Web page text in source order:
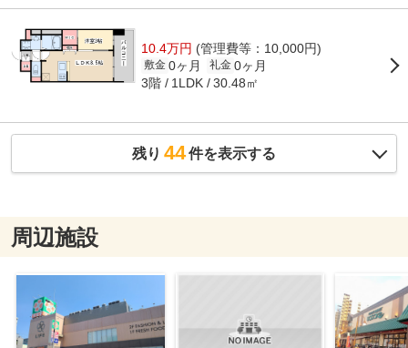
10.4万円 (管理費等：10,000円)
敷金 0ヶ月 礼金 0ヶ月
3階 1LDK 30.48㎡
残り 44件を表示する
周辺施設